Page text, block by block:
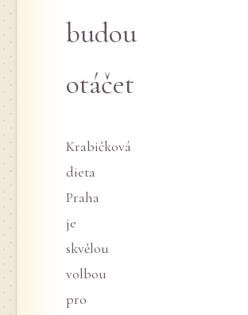
budou
otáčet
Krabičková
dieta
Praha
je
skvělou
volbou
pro